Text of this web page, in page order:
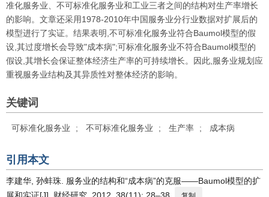
准化服务业、不可标准化服务业和工业三者之间的结构对生产率增长
的影响。文章还采用1978-2010年中国服务业分行业数据对扩展后的
模型进行了实证。结果表明,不可标准化服务业符合Baumol模型的假
设,其过度增长会导致"成本病";可标准化服务业不符合Baumol模型的
假设,其增长会保证整体经济生产率的可持续增长。因此,服务业规划应
重视服务业结构及其异质性对整体经济的影响。
关键词
可标准化服务业 ; 不可标准化服务业 ; 生产率 ; 成本病
引用本文
李建华, 孙蚌珠. 服务业的结构和“成本病”的克服——Baumol模型的扩
展和实证[J]. 财经研究, 2012, 38(11): 28–38.